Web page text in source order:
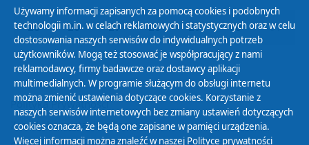
25 26 27 28 29 30 01
Polityka Prywatności
Zasady korzystania z Serwisu
Używamy informacji zapisanych za pomocą cookies i podobnych
technologii m.in. w celach reklamowych i statystycznych oraz w celu
dostosowania naszych serwisów do indywidualnych potrzeb
użytkowników. Mogą też stosować je współpracujący z nami
reklamodawcy, firmy badawcze oraz dostawcy aplikacji
multimedialnych. W programie służącym do obsługi internetu
można zmienić ustawienia dotyczące cookies. Korzystanie z
naszych serwisów internetowych bez zmiany ustawień dotyczących
cookies oznacza, że będą one zapisane w pamięci urządzenia.
Więcej informacji można znaleźć w naszej Polityce prywatności